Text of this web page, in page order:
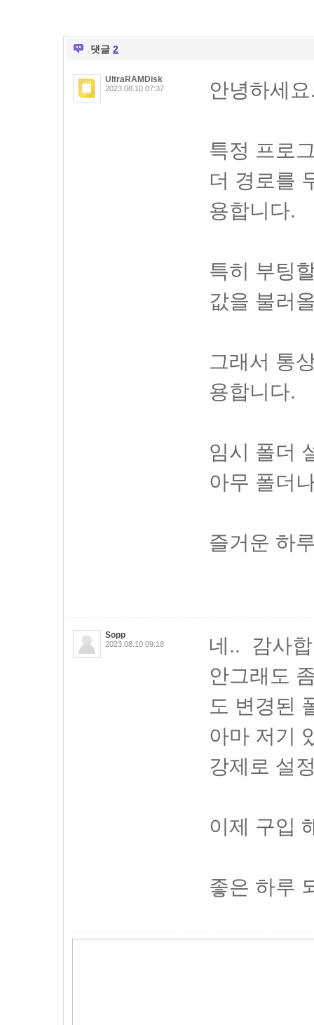
댓글 2
UltraRAMDisk
2023.08.10 07:37 안녕하세
특정 프로
더 경로를
용합니다.
특히 부팅
값을 불러
그래서 통
용합니다.
임시 폴더
아무 폴더
즐거운 하
Sopp
2023.08.10 09:18
네.. 감사
안그래도
도 변경된
아마 저기
강제로 설
이제 구입
좋은 하루